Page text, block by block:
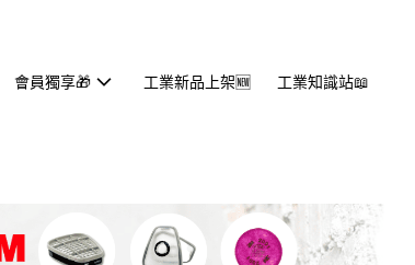
會員獨享🎁 工業新品上架🆕 工業知識站📖